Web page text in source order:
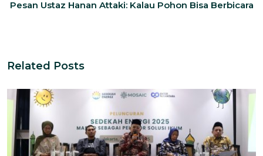
Pesan Ustaz Hanan Attaki: Kalau Pohon Bisa Berbicara
Related Posts